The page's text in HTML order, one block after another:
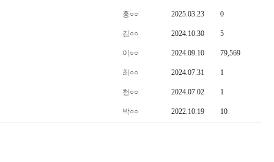
홍○○ 2025.03.23 0
김○○ 2024.10.30 5
이○○ 2024.09.10 79,569
최○○ 2024.07.31 1
천○○ 2024.07.02 1
박○○ 2022.10.19 10